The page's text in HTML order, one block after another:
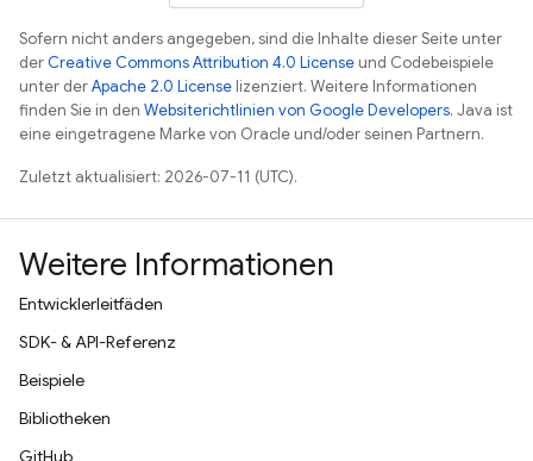
Sofern nicht anders angegeben, sind die Inhalte dieser Seite unter
derCreative Commons Attribution 4.0 License und Codebeispiele
unter derApache 2.0 License lizenziert. Weitere Informationen
finden Sie in den Websiterichtlinien von Google Developers. Java ist
eine eingetragene Marke von Oracle und/oder seinen Partnern.
Zuletzt aktualisiert: 2026-07-11 (UTC).
Weitere Informationen
Entwicklerleitfäden
SDK- & API-Referenz
Beispiele
Bibliotheken
GitHub